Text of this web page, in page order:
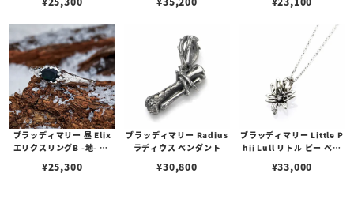
ブラッディマリー 昼 Elix
エリクスリングB -地- w/
¥25,300
ブラッディマリー Radius
ラディウス ペンダント
¥30,800
ブラッディマリー Little P
hii Lull リトル ピー ペン
¥33,000